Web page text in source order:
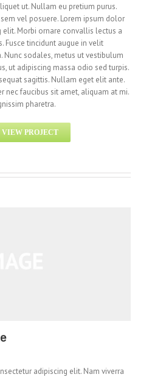
ut. Nullam eu pretium purus.
vel posuere. Lorem ipsum dolor
elit. Morbi ornare convallis lectus a
Fusce tincidunt augue in velit
sodales, metus ut vestibulum
ut adipiscing massa odio sed turpis.
sagittis. Nullam eget elit ante.
nec faucibus sit amet, aliquam at mi.
pharetra.
VIEW PROJECT
adipiscing elit. Nam viverra